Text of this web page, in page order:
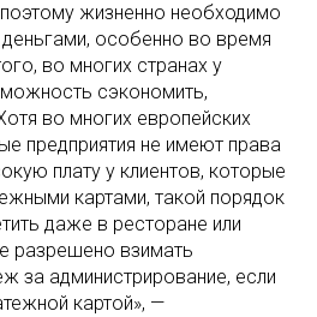
поэтому жизненно необходимо
особенно во время
во многих странах у
сэкономить,
во многих европейских
предприятия не имеют права
плату у клиентов, которые
картами, такой порядок
даже в ресторане или
разрешено взимать
за администрирование, если
картой», —